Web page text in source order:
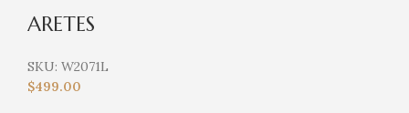
ARETES
SKU: W2071L
$499.00